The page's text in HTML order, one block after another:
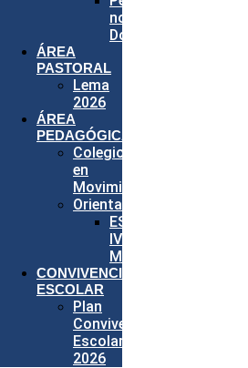
no
Docente
ÁREA
PASTORAL
Lema
2026
ÁREA
PEDAGÓGICA
Colegio
en
Movimiento
Orientación
ESPECIAL
IV
MEDIOS
CONVIVENCIA
ESCOLAR
Plan
Convivencia
Escolar
2026